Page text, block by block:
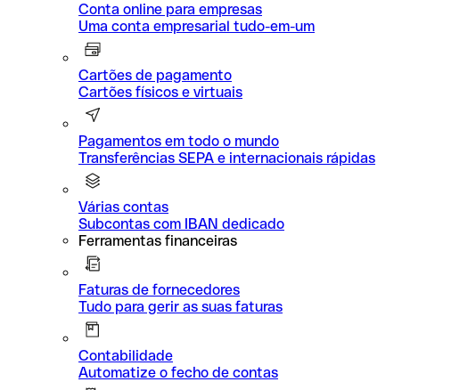
Conta online para empresas
Uma conta empresarial tudo-em-um
Cartões de pagamento
Cartões físicos e virtuais
Pagamentos em todo o mundo
Transferências SEPA e internacionais rápidas
Várias contas
Subcontas com IBAN dedicado
Ferramentas financeiras
Faturas de fornecedores
Tudo para gerir as suas faturas
Contabilidade
Automatize o fecho de contas